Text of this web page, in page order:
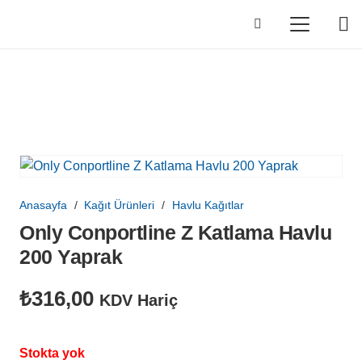
Anasayfa / Kağıt Ürünleri / Havlu Kağıtlar
Only Conportline Z Katlama Havlu
200 Yaprak
₺316,00 KDV Hariç
Stokta yok